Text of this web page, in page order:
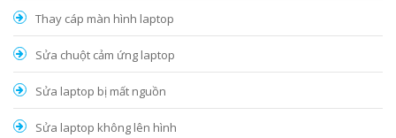
Thay cáp màn hình laptop
Sửa chuột cảm ứng laptop
Sửa laptop bị mất nguồn
Sửa laptop không lên hình